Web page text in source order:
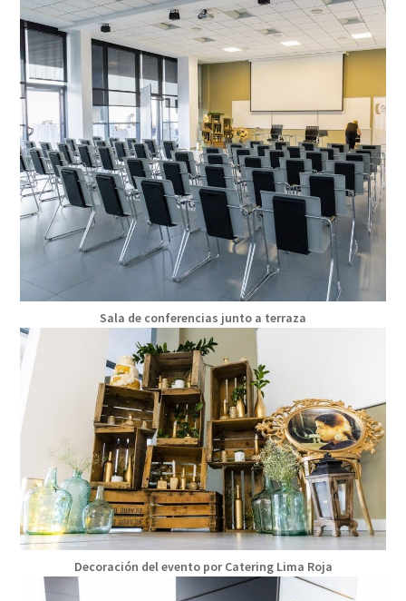
Sala de conferencias junto a terraza
Decoración del evento por Catering Lima Roja